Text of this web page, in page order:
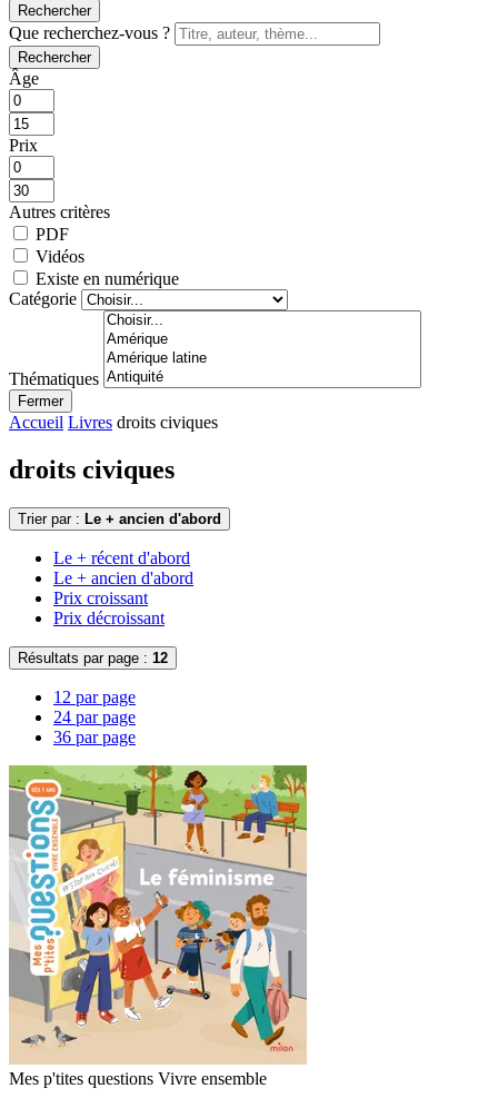
Rechercher
Que recherchez-vous ?
Rechercher
Âge
Prix
Autres critères
PDF
Vidéos
Existe en numérique
Catégorie
Thématiques
Fermer
Accueil Livres droits civiques
droits civiques
Trier par : Le + ancien d'abord
Le + récent d'abord
Le + ancien d'abord
Prix croissant
Prix décroissant
Résultats par page : 12
12 par page
24 par page
36 par page
Mes p'tites questions Vivre ensemble